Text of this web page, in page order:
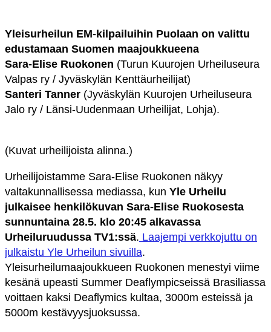
Yleisurheilun EM-kilpailuihin Puolaan on valittu
edustamaan Suomen maajoukkueena
Sara-Elise Ruokonen (Turun Kuurojen Urheiluseura
Valpas ry / Jyväskylän Kenttäurheilijat)
Santeri Tanner (Jyväskylän Kuurojen Urheiluseura
Jalo ry / Länsi-Uudenmaan Urheilijat, Lohja).
(Kuvat urheilijoista alinna.)
Urheilijoistamme Sara-Elise Ruokonen näkyy
valtakunnallisessa mediassa, kun Yle Urheilu
julkaisee henkilökuvan Sara-Elise Ruokosesta
sunnuntaina 28.5. klo 20:45 alkavassa
Urheiluruudussa TV1:ssä. Laajempi verkkojuttu on
julkaistu Yle Urheilun sivuilla.
Yleisurheilumaajoukkueen Ruokonen menestyi viime
kesänä upeasti Summer Deaflympicseissä Brasiliassa
voittaen kaksi Deaflymics kultaa, 3000m esteissä ja
5000m kestävyysjuoksussa.